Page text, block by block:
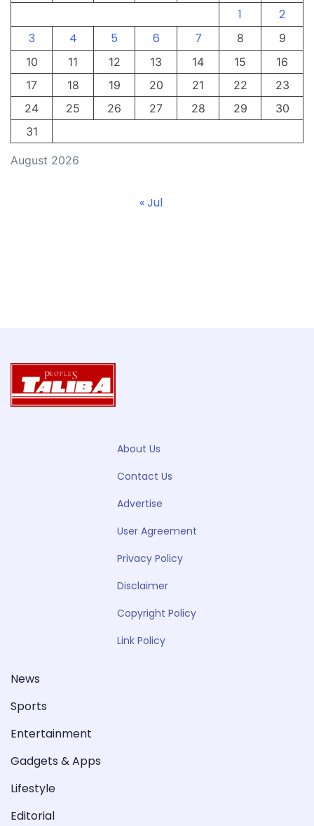
August 2026
1
2
3
4 5 6 7 8
9
10
11 12 13 14 15
16
17
18 19 20 21 22
23
24
25 26 27 28 29
30
31
« Jul
About Us
Contact Us
Advertise
User Agreement
Privacy Policy
Disclaimer
Copyright Policy
Link Policy
News
Sports
Entertainment
Gadgets & Apps
Lifestyle
Editorial